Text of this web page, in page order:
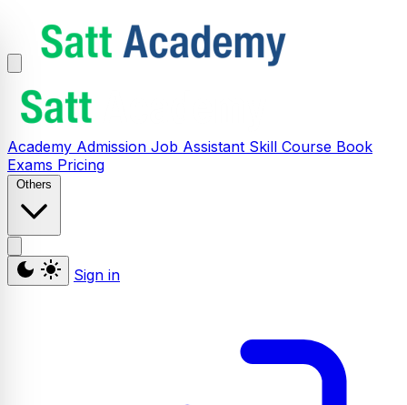
Academy Admission Job Assistant Skill Course Book
Exams Pricing
Others
Sign in